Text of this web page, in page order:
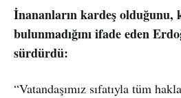
İnananların kardeş olduğunu,
bulunmadığını ifade eden
sürdürdü:
“Vatandaşımız sıfatıyla tüm